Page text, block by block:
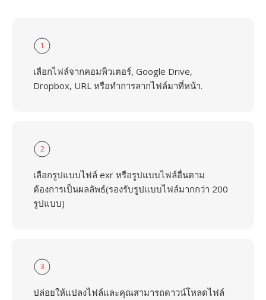
1
เลือกไฟล์จากคอมพิวเตอร์, Google Drive,
Dropbox, URL หรือทำการลากไฟล์มาที่หน้า.
2
เลือกรูปแบบไฟล์ exr หรือรูปแบบไฟล์อื่นตาม
ต้องการเป็นผลลัพธ์(รองรับรูปแบบไฟล์มากกว่า 200
รูปแบบ)
3
ปล่อยให้แปลงไฟล์และคุณสามารถดาวน์โหลดไฟล์